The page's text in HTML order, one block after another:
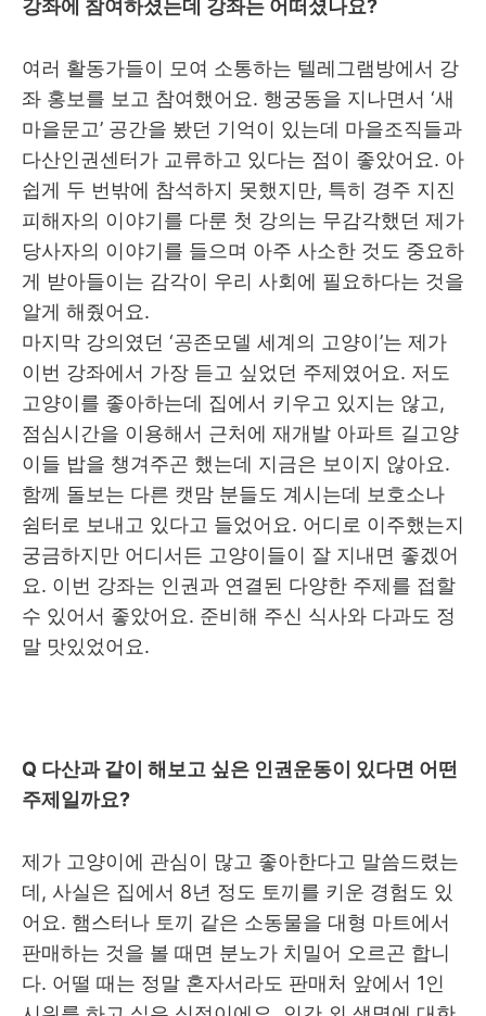
강좌에 참여하셨는데 강좌는 어떠셨나요?
여러 활동가들이 모여 소통하는 텔레그램방에서 강
좌 홍보를 보고 참여했어요. 행궁동을 지나면서 ‘새
마을문고’ 공간을 봤던 기억이 있는데 마을조직들과
다산인권센터가 교류하고 있다는 점이 좋았어요. 아
쉽게 두 번밖에 참석하지 못했지만, 특히 경주 지진
피해자의 이야기를 다룬 첫 강의는 무감각했던 제가
당사자의 이야기를 들으며 아주 사소한 것도 중요하
게 받아들이는 감각이 우리 사회에 필요하다는 것을
알게 해줬어요.
마지막 강의였던 ‘공존모델 세계의 고양이’는 제가
이번 강좌에서 가장 듣고 싶었던 주제였어요. 저도
고양이를 좋아하는데 집에서 키우고 있지는 않고 ,
점심시간을 이용해서 근처에 재개발 아파트 길고양
이들 밥을 챙겨주곤 했는데 지금은 보이지 않아요.
함께 돌보는 다른 캣맘 분들도 계시는데 보호소나
쉼터로 보내고 있다고 들었어요. 어디로 이주했는지
궁금하지만 어디서든 고양이들이 잘 지내면 좋겠어
요. 이번 강좌는 인권과 연결된 다양한 주제를 접할
수 있어서 좋았어요. 준비해 주신 식사와 다과도 정
말 맛있었어요.
Q 다산과 같이 해보고 싶은 인권운동이 있다면 어떤
주제일까요?
제가 고양이에 관심이 많고 좋아한다고 말씀드렸는
데, 사실은 집에서 8년 정도 토끼를 키운 경험도 있
어요. 햄스터나 토끼 같은 소동물을 대형 마트에서
판매하는 것을 볼 때면 분노가 치밀어 오르곤 합니
다. 어떨 때는 정말 혼자서라도 판매처 앞에서 1인